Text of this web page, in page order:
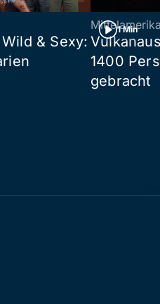
& Sexy:
1 Min
1400
gebracht